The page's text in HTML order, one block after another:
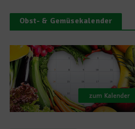
Obst- & Gemüsekalender